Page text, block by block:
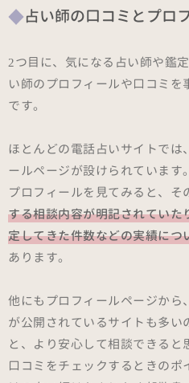
占い師の口コミとプロ
2つ目に、気になる占い師や鑑
い師のプロフィールや口コミを
です。
ほとんどの電話占いサイトでは
ールページが設けられています。
プロフィールを見てみると、そ
する相談内容が明記されてい
定してきた件数などの実績につ
あります。
他にもプロフィールページから
が公開されているサイトも多い
と、より安心して相談できると
口コミをチェックするときの